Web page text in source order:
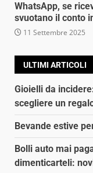
WhatsApp, se
svuotano il conto
11 Settembre 2025
ULTIMI ARTICOLI
Gioielli da
scegliere un
Bevande estive
Bolli auto mai
dimenticarteli: